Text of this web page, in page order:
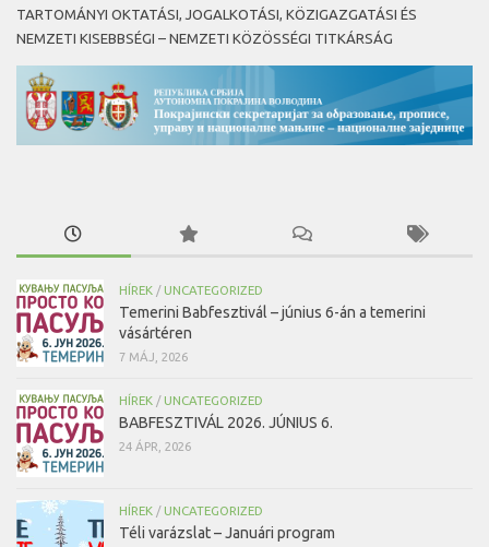
TARTOMÁNYI OKTATÁSI, JOGALKOTÁSI, KÖZIGAZGATÁSI ÉS
NEMZETI KISEBBSÉGI – NEMZETI KÖZÖSSÉGI TITKÁRSÁG
HÍREK / UNCATEGORIZED
Temerini Babfesztivál – június 6-án a temerini
vásártéren
7 MÁJ, 2026
HÍREK / UNCATEGORIZED
BABFESZTIVÁL 2026. JÚNIUS 6.
24 ÁPR, 2026
HÍREK / UNCATEGORIZED
Téli varázslat – Januári program